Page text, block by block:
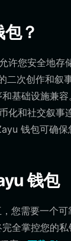
？
许您安全地
二次创作和叙
基础设施兼
化和社交叙事
钱包可确
钱包
您需要一个
全掌控您的